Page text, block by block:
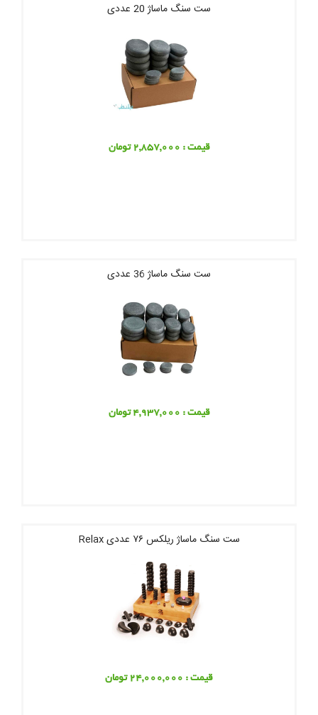
ست سنگ ماساژ 20 عددی
قیمت : 2,857,000 تومان
ست سنگ ماساژ 36 عددی
قیمت : 4,937,000 تومان
ست سنگ ماساژ ریلکس ۷۶ عددی Relax
قیمت : 24,000,000 تومان